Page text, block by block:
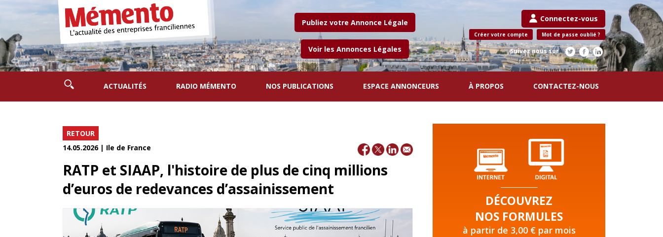
Publiez votre Annonce Légale
Voir les Annonces Légales
Connectez-vous
Créer votre compte Mot de passe oublié ?
Suivez nous sur
ACTUALITÉS RADIO MÉMENTO NOS PUBLICATIONS ESPACE ANNONCEURS À PROPOS CONTACTEZ-NOUS
RETOUR
14.05.2026 | Ile de France
RATP et SIAAP, l'histoire de plus de cinq millions
d’euros de redevances d’assainissement
DÉCOUVREZ
NOS FORMULES
à partir de 3,00 € par mois